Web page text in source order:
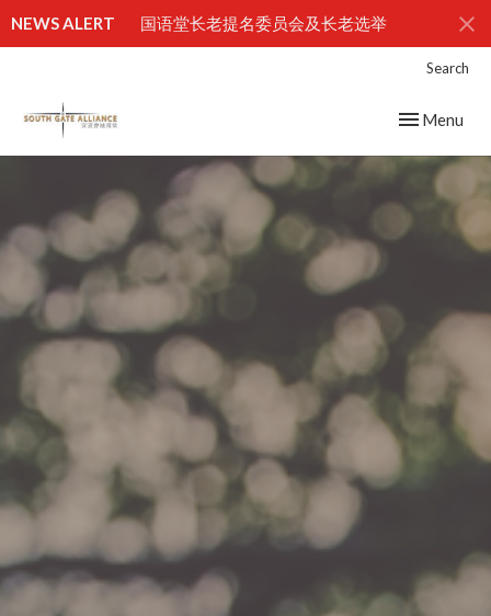
NEWS ALERT 国语堂长老提名委员会及长老选举
Search
Toggle
Menu